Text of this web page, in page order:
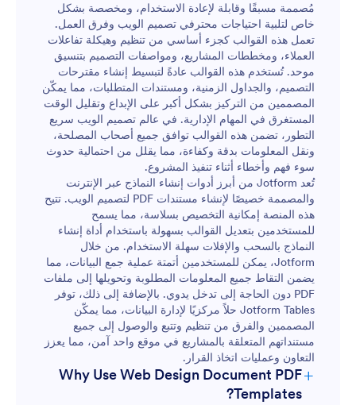
مُصممة مسبقًا وقابلة لإعادة الاستخدام، ومخصصة بشكل
خاص لتلبية احتياجات محترفي تصميم الويب وفرق العمل.
تعمل هذه القوالب كجزء أساسي من تنظيم وهيكلة تفاعلات
العملاء، ومخططات المشاريع، ومواصفات التصميم بتنسيق
موحد. تُستخدم هذه القوالب عادةً لتبسيط إنشاء مقترحات
التصميم، والجداول الزمنية، ومستندات المتطلبات، مما يمكّن
المصممين من التركيز بشكل أكبر على الإبداع وتقليل الوقت
المستغرق في المهام الإدارية. في عالم تصميم الويب سريع
التطور، تضمن هذه القوالب توافق جميع أصحاب المصلحة،
ونقل المعلومات بدقة وكفاءة، مما يقلل من احتمالية حدوث
سوء فهم وأخطاء أثناء تنفيذ المشروع.
تُعد Jotform من أبرز أدوات إنشاء النماذج عبر الإنترنت
والمصممة خصيصًا لإنشاء مستندات PDF لتصميم الويب. تتيح
هذه المنصة إمكانية التخصيص بسلاسة، مما يسمح
للمستخدمين بتعديل القوالب بسهولة باستخدام أداة إنشاء
النماذج بالسحب والإفلات سهلة الاستخدام. من خلال
Jotform، يمكن للمستخدمين أتمتة عملية جمع البيانات، مما
يضمن التقاط جميع المعلومات المطلوبة وتحويلها إلى ملفات
PDF دون الحاجة إلى تدخل يدوي. بالإضافة إلى ذلك، توفر
Jotform Tables حلاً مركزيًا لإدارة البيانات، مما يمكّن
المصممين والفرق من تنظيم وتتبع والوصول إلى جميع
مستنداتهم المتعلقة بالمشاريع في موقع واحد آمن، مما يعزز
التعاون وعمليات اتخاذ القرار.
+
Why Use Web Design Document PDF
Templates?